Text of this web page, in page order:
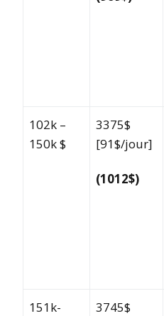
102k –
150k $
3375$
[91$/jour]
(1012$)
151k-
3745$